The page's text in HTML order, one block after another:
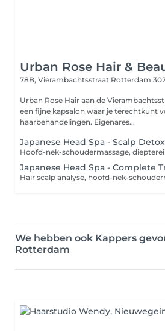
Urban Rose Hair &
78B, Vierambachtsstraat Rotterdam
Urban Rose Hair aan de
een fijne kapsalon waar je terechtkunt
haarbehandelingen. Eigenares...
Japanese Head Spa - Scalp
Japanese Head Spa - Complete
We hebben ook Kappers
Rotterdam